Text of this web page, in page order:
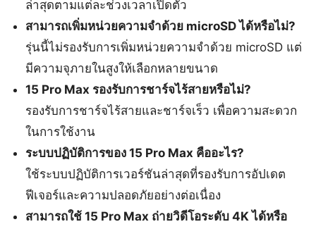
ล่าสุดตามแต่ละช่วงเวลาเปิดตัว
สามารถเพิ่มหน่วยความจำด้วย microSD ได้หรือไม่?
รุ่นนี้ไม่รองรับการเพิ่มหน่วยความจำด้วย microSD แต่
มีความจุภายในสูงให้เลือกหลายขนาด
15 Pro Max รองรับการชาร์จไร้สายหรือไม่?
รองรับการชาร์จไร้สายและชาร์จเร็ว เพื่อความสะดวก
ในการใช้งาน
ระบบปฏิบัติการของ 15 Pro Max คืออะไร?
ใช้ระบบปฏิบัติการเวอร์ชันล่าสุดที่รองรับการอัปเดต
ฟีเจอร์และความปลอดภัยอย่างต่อเนื่อง
สามารถใช้ 15 Pro Max ถ่ายวิดีโอระดับ 4K ได้หรือ